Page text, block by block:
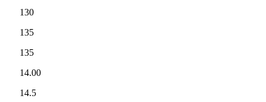
130
135
135
14.00
14.5